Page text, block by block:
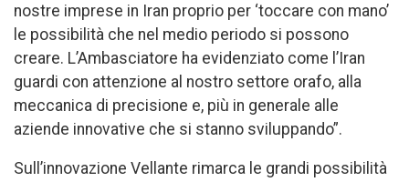
nostre imprese in Iran proprio per ‘toccare con mano’
le possibilità che nel medio periodo si possono
creare. L’Ambasciatore ha evidenziato come l’Iran
guardi con attenzione al nostro settore orafo, alla
meccanica di precisione e, più in generale alle
aziende innovative che si stanno sviluppando”.
Sull’innovazione Vellante rimarca le grandi possibilità